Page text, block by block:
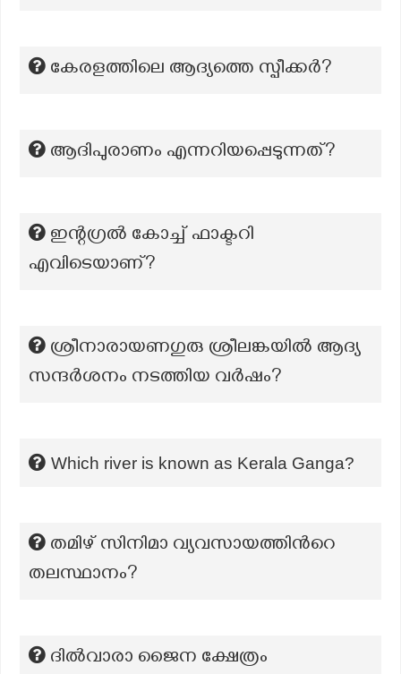
കേരളത്തിലെ ആദ്യത്തെ സ്പീക്കർ?
ആദിപുരാണം എന്നറിയപ്പെടുന്നത്?
ഇന്റഗ്രൽ കോച്ച് ഫാക്ടറി
എവിടെയാണ്?
ശ്രീനാരായണഗുരു ശ്രീലങ്കയിൽ ആദ്യ
സന്ദർശനം നടത്തിയ വർഷം?
Which river is known as Kerala Ganga?
തമിഴ് സിനിമാ വ്യവസായത്തിന്‍റെ
തലസ്ഥാനം?
ദിൽവാരാ ജൈന ക്ഷേത്രം